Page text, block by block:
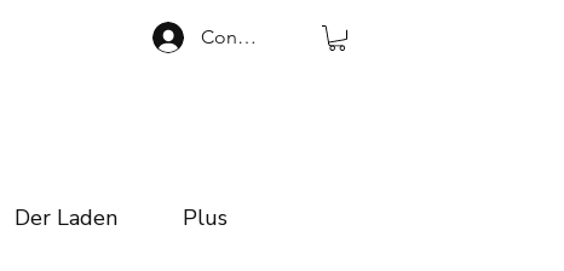
Connexion
Der Laden Plus